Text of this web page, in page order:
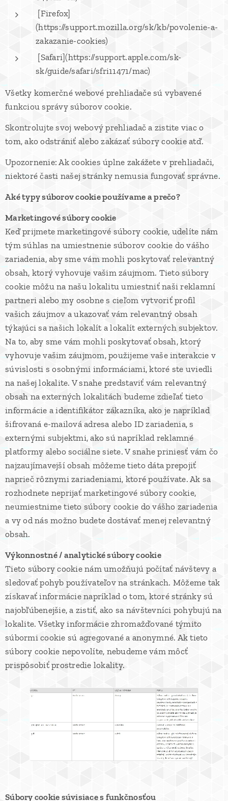
[Firefox]
(https://support.mozilla.org/sk/kb/povolenie-a-
zakazanie-cookies)
[Safari](https://support.apple.com/sk-
sk/guide/safari/sfri11471/mac)
Všetky komerčné webové prehliadače sú vybavené
funkciou správy súborov cookie.
Skontrolujte svoj webový prehliadač a zistite viac o
tom, ako odstrániť alebo zakázať súbory cookie atď.
Upozornenie: Ak cookies úplne zakážete v prehliadači,
niektoré časti našej stránky nemusia fungovať správne.
Aké typy súborov cookie používame a prečo?
Marketingové súbory cookie
Keď prijmete marketingové súbory cookie, udelíte nám
tým súhlas na umiestnenie súborov cookie do vášho
zariadenia, aby sme vám mohli poskytovať relevantný
obsah, ktorý vyhovuje vašim záujmom. Tieto súbory
cookie môžu na našu lokalitu umiestniť naši reklamní
partneri alebo my osobne s cieľom vytvoriť profil
vašich záujmov a ukazovať vám relevantný obsah
týkajúci sa našich lokalít a lokalít externých subjektov.
Na to, aby sme vám mohli poskytovať obsah, ktorý
vyhovuje vašim záujmom, použijeme vaše interakcie v
súvislosti s osobnými informáciami, ktoré ste uviedli
na našej lokalite. V snahe predstaviť vám relevantný
obsah na externých lokalitách budeme zdieľať tieto
informácie a identifikátor zákazníka, ako je napríklad
šifrovaná e-mailová adresa alebo ID zariadenia, s
externými subjektmi, ako sú napríklad reklamné
platformy alebo sociálne siete. V snahe priniesť vám čo
najzaujímavejší obsah môžeme tieto dáta prepojiť
naprieč rôznymi zariadeniami, ktoré používate. Ak sa
rozhodnete neprijať marketingové súbory cookie,
neumiestnime tieto súbory cookie do vášho zariadenia
a vy od nás možno budete dostávať menej relevantný
obsah.
Výkonnostné / analytické súbory cookie
Tieto súbory cookie nám umožňujú počítať návštevy a
sledovať pohyb používateľov na stránkach. Môžeme tak
získavať informácie napríklad o tom, ktoré stránky sú
najobľúbenejšie, a zistiť, ako sa návštevníci pohybujú na
lokalite. Všetky informácie zhromažďované týmito
súbormi cookie sú agregované a anonymné. Ak tieto
súbory cookie nepovolíte, nebudeme vám môcť
prispôsobiť prostredie lokality.
Súbory cookie súvisiace s funkčnosťou